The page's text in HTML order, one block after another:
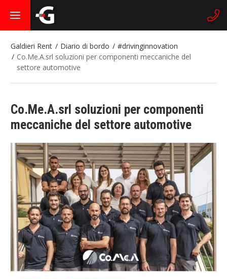
Galdieri Rent Diario di bordo
#drivinginnovation
Co.Me.A.srl soluzioni per componenti meccaniche del
settore automotive
Co.Me.A.srl soluzioni per componenti
meccaniche del settore automotive